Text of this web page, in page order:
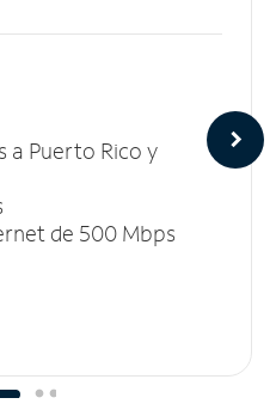
a Puerto Rico y
de 500 Mbps